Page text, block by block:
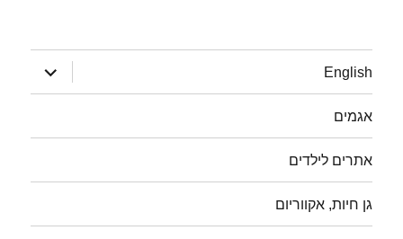
English
הצג
תפריט
אגמים
אתרים לילדים
גן חיות, אקווריום